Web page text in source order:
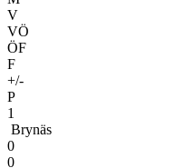
V
VÖ
ÖF
F
+/-
P
1
Brynäs
0
0